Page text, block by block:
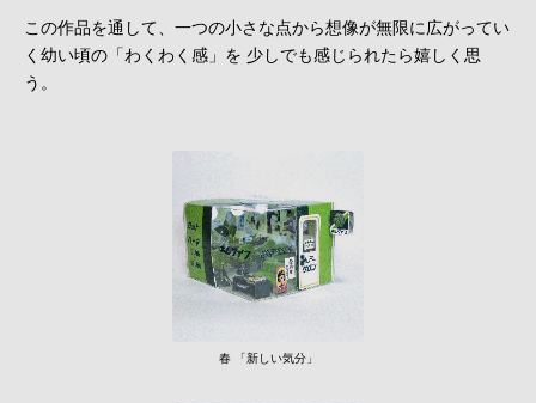
この作品を通して、一つの小さな点から想像が無限に広がってい
く幼い頃の「わくわく感」を 少しでも感じられたら嬉しく思
う。
春 「新しい気分」